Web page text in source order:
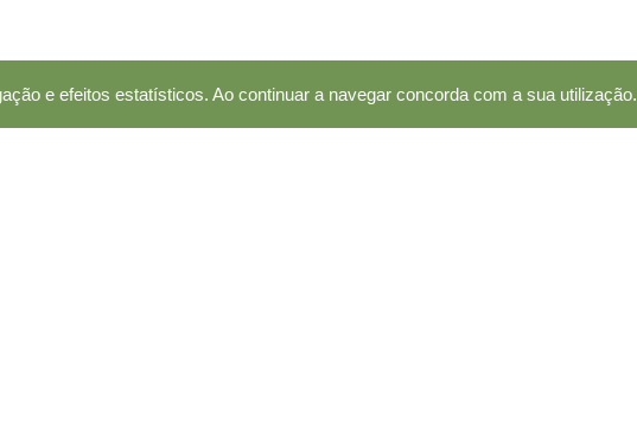
e efeitos estatísticos. Ao continuar a navegar concorda com a sua utilização.